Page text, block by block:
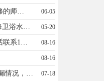
家里地下水管漏水，有没有会找漏水点维修的师傅！电话：17696000714 06-05
太原老兵疏通下水道马桶0351-3555138维修卫浴水管洁具、下水道疏通服务，管道疏通服务，洗菜盆疏通服务，地漏疏通服务，蹲坑疏通服务 《太原迎泽，太原小店，太原尖草坪，太原晋源，太原万柏林》 【服务内容】 1、太原疏通下水道：家庭、酒店、公司、学校等单位的下水道；小便池、阴沟、窑井、化粪池等各种下水管道疏通清理，污水管道疏通清理。 2、太原疏通马桶：疏通因为抹布、毛巾、清洁球等各类软硬物质造成的马桶堵塞 3、太原疏通地漏：采用专用技术设备，专业疏通因、头发等各种原因造成的地漏堵塞。 4、太原疏通菜池：疏通各种型号的菜池，包括V型弯和S型弯的各种管道。 05-20
有没有老旧小区专业改水电暖的？有的电话联系13513613663 08-16
08-16
检测地下自来水管道是否有泄漏情况，电话13007005082双西商城 07-18